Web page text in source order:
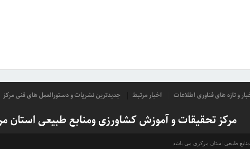
و تازه های فناوری اطلاعات اخبار مرتبط جدیدترین نشریات و دستورالعمل های فنی مرکز
مرکز تحقیقات و آموزش کشاورزی ومنابع طبیعی استان
طبیعی استان مرکزی می باشد